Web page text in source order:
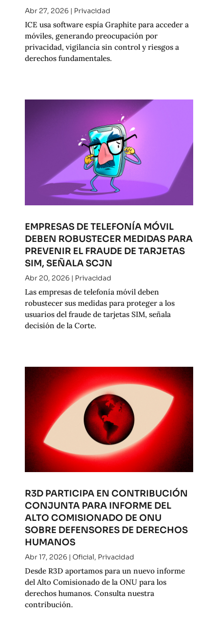
Abr 27, 2026| Privacidad
ICE usa software espía Graphite para acceder a
móviles, generando preocupación por
privacidad, vigilancia sin control y riesgos a
derechos fundamentales.
EMPRESAS DE TELEFONÍA MÓVIL
DEBEN ROBUSTECER MEDIDAS PARA
PREVENIR EL FRAUDE DE TARJETAS
SIM, SEÑALA SCJN
Abr 20, 2026| Privacidad
Las empresas de telefonía móvil deben
robustecer sus medidas para proteger a los
usuarios del fraude de tarjetas SIM, señala
decisión de la Corte.
R3D PARTICIPA EN CONTRIBUCIÓN
CONJUNTA PARA INFORME DEL
ALTO COMISIONADO DE ONU
SOBRE DEFENSORES DE DERECHOS
HUMANOS
Abr 17, 2026| Oficial, Privacidad
Desde R3D aportamos para un nuevo informe
del Alto Comisionado de la ONU para los
derechos humanos. Consulta nuestra
contribución.